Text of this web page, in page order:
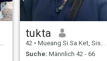
tukta
42 • Mueang Si Sa Ket, Sisaket, Thailand
Suche: Männlich 42 - 66